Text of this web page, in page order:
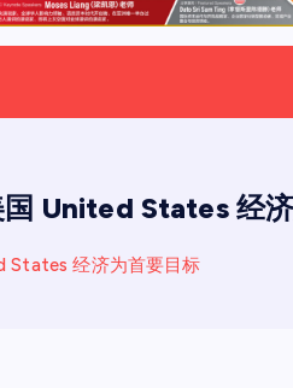
United States 经
States 经济为首要目标